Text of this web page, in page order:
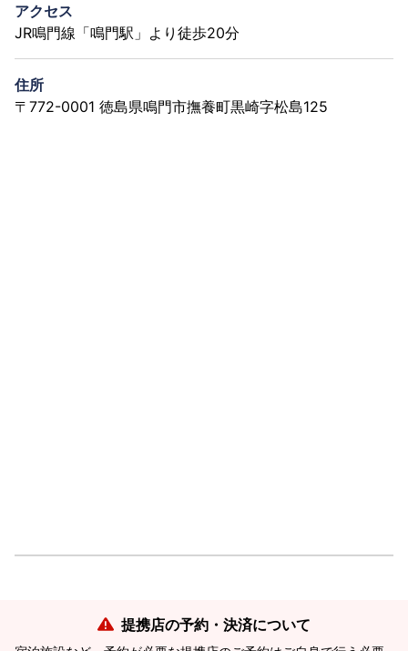
アクセス
JR鳴門線「鳴門駅」より徒歩20分
住所
〒772-0001 徳島県鳴門市撫養町黒崎字松島125
提携店の予約・決済について